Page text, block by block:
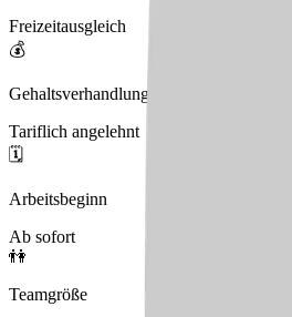
Freizeitausgleich
💰
Gehaltsverhandlungen
Tariflich angelehnt
🗓️
Arbeitsbeginn
Ab sofort
👫
Teamgröße